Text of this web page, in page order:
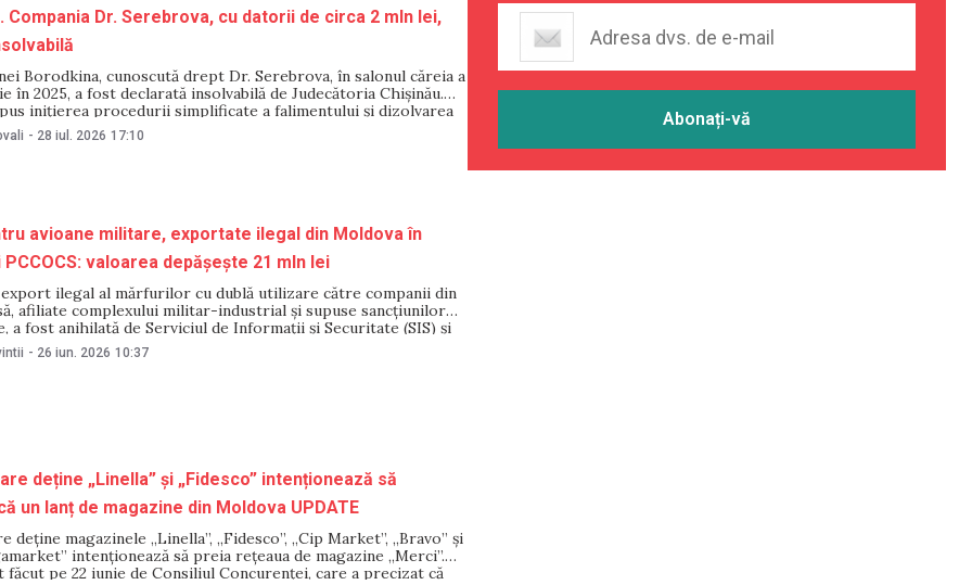
Compania Dr. Serebrova, cu datorii de circa 2 mln lei,
Borodkina, cunoscută drept Dr. Serebrova, în salonul căreia a
în 2025, a fost declarată insolvabilă de Judecătoria Chișinău.
inițierea procedurii simplificate a falimentului și dizolvarea
Serviciul Fiscal de Stat a cerut recuperarea unor datorii, scrie
Între timp,
- 28 iul. 2026 17:10
avioane militare, exportate ilegal din Moldova în
PCCOCS: valoarea depășește 21 mln lei
export ilegal al mărfurilor cu dublă utilizare către companii din
afiliate complexului militar-industrial și supuse sancțiunilor
a fost anihilată de Serviciul de Informații și Securitate (SIS) și
Potrivit autorităților, valoarea exporturilor investigate
de milioane de lei. Conform SIS și PCCOCS,
- 26 iun. 2026 10:37
deține „Linella” și „Fidesco” intenționează să
un lanț de magazine din Moldova UPDATE
deține magazinele „Linella”, „Fidesco”, „Cip Market”, „Bravo” și
intenționează să preia rețeaua de magazine „Merci”.
făcut pe 22 iunie de Consiliul Concurenței, care a precizat că